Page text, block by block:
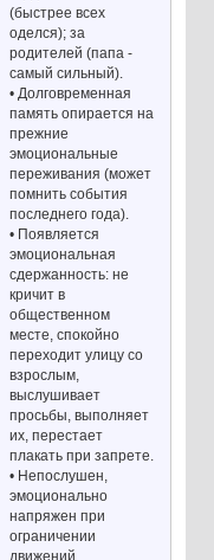
(быстрее всех
оделся); за
родителей (папа -
самый сильный).
• Долговременная
память опирается на
прежние
эмоциональные
переживания (может
помнить события
последнего года).
• Появляется
эмоциональная
сдержанность: не
кричит в
общественном
месте, спокойно
переходит улицу со
взрослым,
выслушивает
просьбы, выполняет
их, перестает
плакать при запрете.
• Непослушен,
эмоционально
напряжен при
ограничении
движений,